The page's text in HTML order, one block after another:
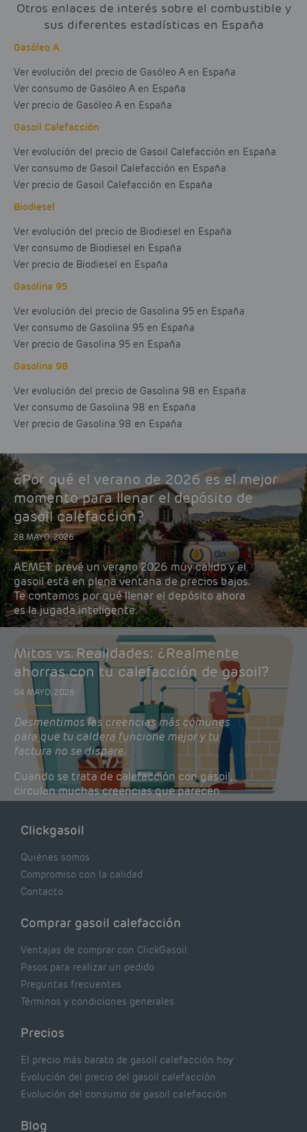
Otros enlaces de interés sobre el combustible y
sus diferentes estadísticas en España
Gasóleo A
Ver evolución del precio de Gasóleo A en España
Ver consumo de Gasóleo A en España
Ver precio de Gasóleo A en España
Gasoil Calefacción
Ver evolución del precio de Gasoil Calefacción en España
Ver consumo de Gasoil Calefacción en España
Ver precio de Gasoil Calefacción en España
Biodiesel
Ver evolución del precio de Biodiesel en España
Ver consumo de Biodiesel en España
Ver precio de Biodiesel en España
Gasolina 95
Ver evolución del precio de Gasolina 95 en España
Ver consumo de Gasolina 95 en España
Ver precio de Gasolina 95 en España
Gasolina 98
Ver evolución del precio de Gasolina 98 en España
Ver consumo de Gasolina 98 en España
Ver precio de Gasolina 98 en España
¿Por qué el verano de 2026 es el mejor
momento para llenar el depósito de
gasoil calefacción?
28 MAYO, 2026
AEMET prevé un verano 2026 muy cálido y el
gasoil está en plena ventana de precios bajos.
Te contamos por qué llenar el depósito ahora
es la jugada inteligente.
Mitos vs. Realidades: ¿Realmente
ahorras con tu calefacción de gasoil?
04 MAYO, 2026
Desmentimos las creencias más comunes
para que tu caldera funcione mejor y tu
factura no se dispare.
Cuando se trata de calefacción con gasoil,
circulan muchas creencias que parecen
lógicas pero que, en realidad, pueden estar
de tu caldera. Pocas se contrastan con lo que
Clickgasoil
Quiénes somos
Compromiso con la calidad
Contacto
Comprar gasoil calefacción
Ventajas de comprar con ClickGasoil
Pasos para realizar un pedido
Preguntas frecuentes
Términos y condiciones generales
Precios
El precio más barato de gasoil calefacción hoy
Evolución del precio del gasoil calefacción
Evolución del consumo de gasoil calefacción
Blog